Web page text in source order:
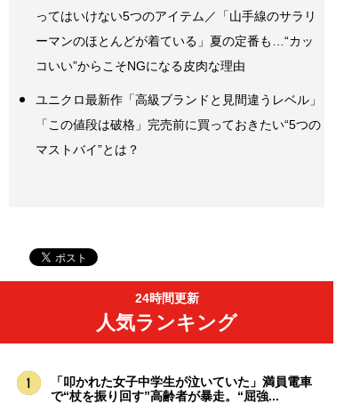
ってはいけない5つのアイテム／「山手線のサラリ
ーマンのほとんどが着ている」夏の定番も…“カッ
コいい”からこそNGになる皮肉な理由
ユニクロ最新作「高級ブランドと見間違うレベル」
「この値段は破格」完売前に買っておきたい“5つの
マストバイ”とは？
24時間更新
人気ランキング
「叩かれた女子中学生が泣いていた」満員電車
で“杖を振り回す”高齢者が暴走。“屈強...